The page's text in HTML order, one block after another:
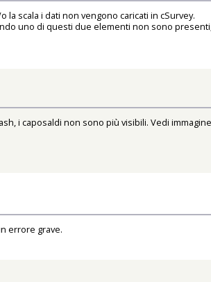
scala i dati non vengono caricati in cSurvey.
uno di questi due elementi non sono
i caposaldi non sono più visibili. Vedi
errore grave.